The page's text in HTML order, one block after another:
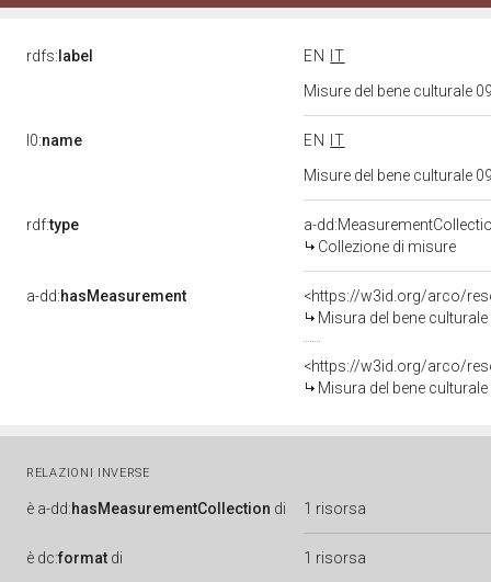
rdfs: label EN
IT
Misure del bene culturale
l0:name EN
IT
Misure del bene culturale
rdf:type
a-
Collezione di misure
a-dd:hasMeasurement
<https://w3id.org/arco/
Misura del bene
<https://w3id.org/arco/
Misura del bene
RELAZIONI INVERSE
è a-dd:hasMeasurementCollection di 1 risorsa
è dc:format di 1 risorsa